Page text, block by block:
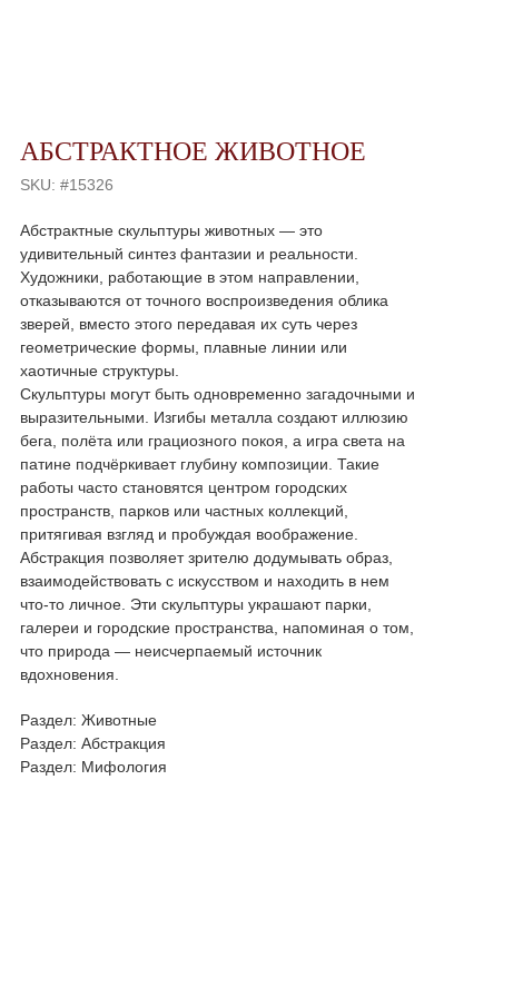
АБСТРАКТНОЕ ЖИВОТНОЕ
SKU: #15326
Абстрактные скульптуры животных — это
удивительный синтез фантазии и реальности.
Художники, работающие в этом направлении,
отказываются от точного воспроизведения облика
зверей, вместо этого передавая их суть через
геометрические формы, плавные линии или
хаотичные структуры.
Скульптуры могут быть одновременно загадочными и
выразительными. Изгибы металла создают иллюзию
бега, полёта или грациозного покоя, а игра света на
патине подчёркивает глубину композиции. Такие
работы часто становятся центром городских
пространств, парков или частных коллекций,
притягивая взгляд и пробуждая воображение.
Абстракция позволяет зрителю додумывать образ,
взаимодействовать с искусством и находить в нем
что-то личное. Эти скульптуры украшают парки,
галереи и городские пространства, напоминая о том,
что природа — неисчерпаемый источник
вдохновения.
Раздел: Животные
Раздел: Абстракция
Раздел: Мифология